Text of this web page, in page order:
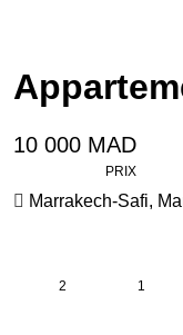
10 000 MAD
PRIX
Marrakech-Safi,
2 1